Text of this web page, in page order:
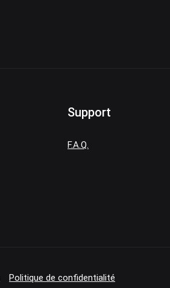
Support
F.A.Q.
Politique de confidentialité